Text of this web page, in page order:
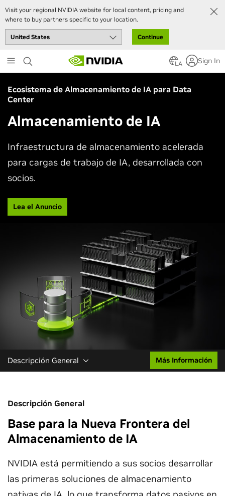
Visit your regional NVIDIA website for local content, pricing and
where to buy partners specific to your location.
Continue
to
main
content
LA Sign In
Ecosistema de Almacenamiento de IA para Data
Center
Almacenamiento de IA
Infraestructura de almacenamiento acelerada
para cargas de trabajo de IA, desarrollada con
socios.
Lea el Anuncio
Descripción General Más Información
Descripción General
Base para la Nueva Frontera del
Almacenamiento de IA
NVIDIA está permitiendo a sus socios desarrollar
las primeras soluciones de almacenamiento